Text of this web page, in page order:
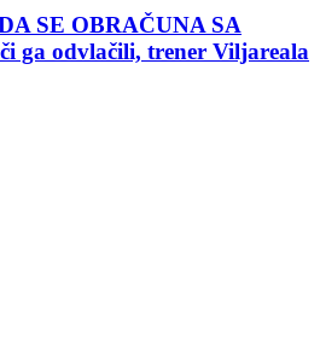
SE OBRAČUNA SA
ga odvlačili, trener Viljareala